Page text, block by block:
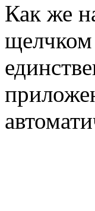
Как же
щелчком